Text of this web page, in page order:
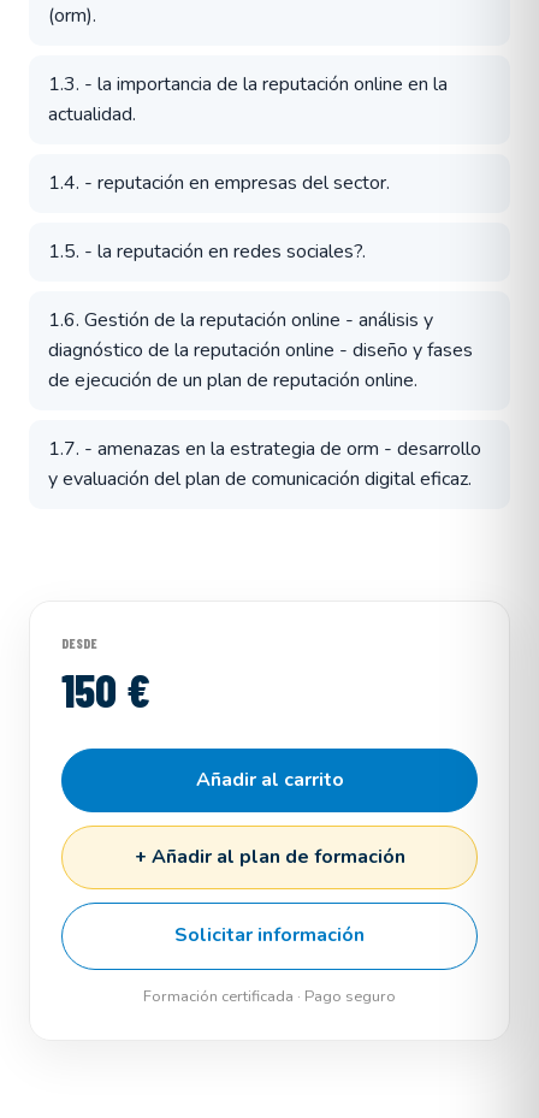
(orm).
1.3. - la importancia de la reputación online en la
actualidad.
1.4. - reputación en empresas del sector.
1.5. - la reputación en redes sociales?.
1.6. Gestión de la reputación online - análisis y
diagnóstico de la reputación online - diseño y fases
de ejecución de un plan de reputación online.
1.7. - amenazas en la estrategia de orm - desarrollo
y evaluación del plan de comunicación digital eficaz.
DESDE
150 €
Añadir al carrito
+ Añadir al plan de formación
Solicitar información
Formación certificada · Pago seguro